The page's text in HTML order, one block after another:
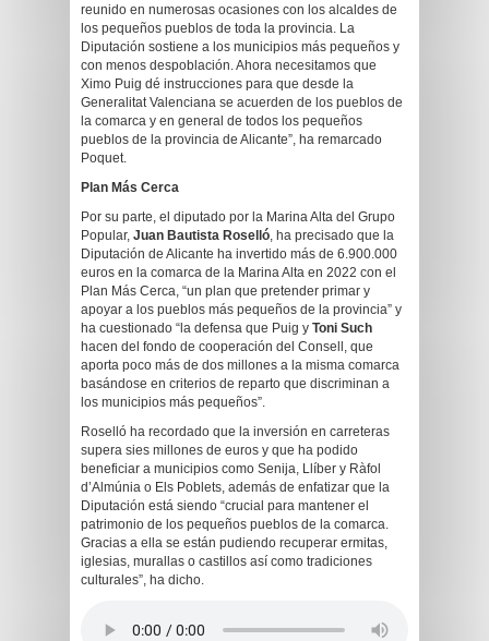
reunido en numerosas ocasiones con los alcaldes de
los pequeños pueblos de toda la provincia. La
Diputación sostiene a los municipios más pequeños y
con menos despoblación. Ahora necesitamos que
Ximo Puig dé instrucciones para que desde la
Generalitat Valenciana se acuerden de los pueblos de
la comarca y en general de todos los pequeños
pueblos de la provincia de Alicante”, ha remarcado
Poquet.
Plan Más Cerca
Por su parte, el diputado por la Marina Alta del Grupo
Popular, Juan Bautista Roselló, ha precisado que la
Diputación de Alicante ha invertido más de 6.900.000
euros en la comarca de la Marina Alta en 2022 con el
Plan Más Cerca, “un plan que pretender primar y
apoyar a los pueblos más pequeños de la provincia” y
ha cuestionado “la defensa que Puig y Toni Such
hacen del fondo de cooperación del Consell, que
aporta poco más de dos millones a la misma comarca
basándose en criterios de reparto que discriminan a
los municipios más pequeños”.
Roselló ha recordado que la inversión en carreteras
supera sies millones de euros y que ha podido
beneficiar a municipios como Senija, Llíber y Ràfol
d’Almúnia o Els Poblets, además de enfatizar que la
Diputación está siendo “crucial para mantener el
patrimonio de los pequeños pueblos de la comarca.
Gracias a ella se están pudiendo recuperar ermitas,
iglesias, murallas o castillos así como tradiciones
culturales”, ha dicho.